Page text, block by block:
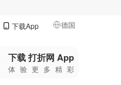
下载App 德国
🇺🇸美国
🇨🇳中国
下载 打折网 App
体验更多精彩